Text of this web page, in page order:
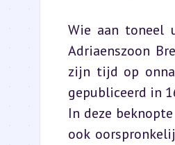
Wie aan toneel
Adriaenszoon
zijn tijd op
gepubliceerd in
In deze
ook